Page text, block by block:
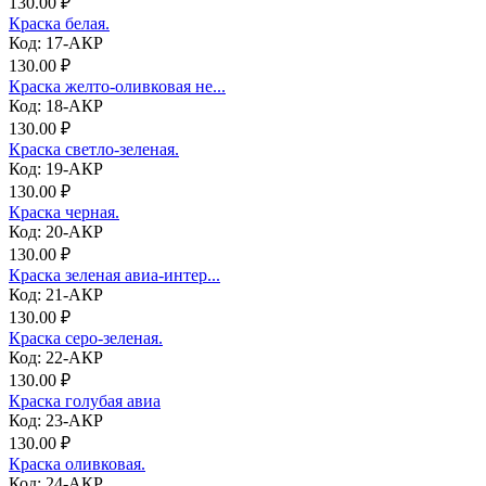
Краска белая.
Код: 17-АКР
130.00 ₽
Краска желто-оливковая не...
Код: 18-АКР
130.00 ₽
Краска светло-зеленая.
Код: 19-АКР
130.00 ₽
Краска черная.
Код: 20-АКР
130.00 ₽
Краска зеленая авиа-интер...
Код: 21-АКР
130.00 ₽
Краска серо-зеленая.
Код: 22-АКР
130.00 ₽
Краска голубая авиа
Код: 23-АКР
130.00 ₽
Краска оливковая.